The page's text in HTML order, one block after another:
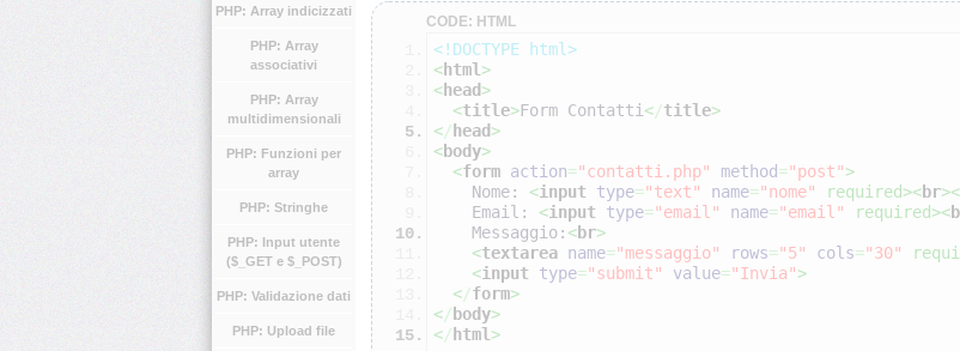
PHP: Array indicizzati
PHP: Array
associativi
PHP: Array
multidimensionali
PHP: Funzioni per
array
PHP: Stringhe
PHP: Input utente
($_GET e $_POST)
PHP: Validazione dati
PHP: Upload file
CODE: HTML
<!DOCTYPE html>
<html >
<head>
<title>Form Contatti</title>
</ head>
<body>
<form action="contatti.php" method="post">
    Nome:
<input type="text" name="nome" required><br><
    Email:
<input type="email" name="email" required><
    Messaggio:
<br>
<textarea name="messaggio" rows="5" cols="30"
<input type="submit" value="Invia">
</form>
</ body>
</ html >